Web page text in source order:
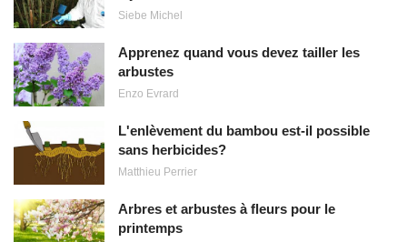
Siebe Michel
Apprenez quand vous devez tailler les
arbustes
Enzo Evrard
L'enlèvement du bambou est-il possible
sans herbicides?
Matthieu Perrier
Arbres et arbustes à fleurs pour le
printemps